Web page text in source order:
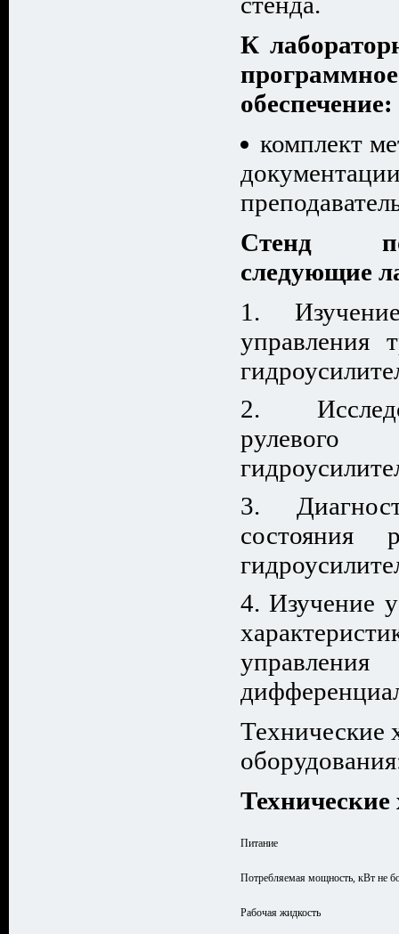
К
обеспечение:
комплект
Стенд
следующие
управления
состояния
Изучение
Технические
Технические
Питание
Потребляемая мощность, кВт не
Рабочая жидкость